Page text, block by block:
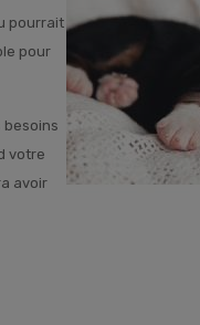
pourrait
pour
besoins
votre
avoir